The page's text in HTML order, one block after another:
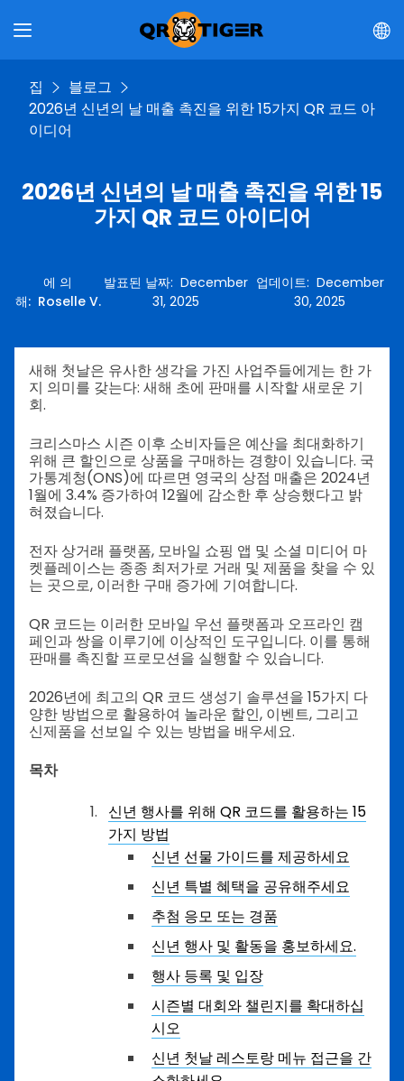
집
블로그
2026년 신년의 날 매출 촉진을 위한 15가지 QR 코드 아
이디어
2026년 신년의 날 매출 촉진을 위한 15
가지 QR 코드 아이디어
에 의
해: Roselle V.
발표된 날짜:December
31, 2025
업데이트: December
30, 2025
새해 첫날은 유사한 생각을 가진 사업주들에게는 한 가
지 의미를 갖는다: 새해 초에 판매를 시작할 새로운 기
회.
크리스마스 시즌 이후 소비자들은 예산을 최대화하기
위해 큰 할인으로 상품을 구매하는 경향이 있습니다. 국
가통계청(ONS)에 따르면 영국의 상점 매출은 2024년
1월에 3.4% 증가하여 12월에 감소한 후 상승했다고 밝
혀졌습니다.
전자 상거래 플랫폼, 모바일 쇼핑 앱 및 소셜 미디어 마
켓플레이스는 종종 최저가로 거래 및 제품을 찾을 수 있
는 곳으로, 이러한 구매 증가에 기여합니다.
QR 코드는 이러한 모바일 우선 플랫폼과 오프라인 캠
페인과 쌍을 이루기에 이상적인 도구입니다. 이를 통해
판매를 촉진할 프로모션을 실행할 수 있습니다.
2026년에 최고의 QR 코드 생성기 솔루션을 15가지 다
양한 방법으로 활용하여 놀라운 할인, 이벤트, 그리고
신제품을 선보일 수 있는 방법을 배우세요.
목차
신년 행사를 위해 QR 코드를 활용하는 15
가지 방법
신년 선물 가이드를 제공하세요
신년 특별 혜택을 공유해주세요
추첨 응모 또는 경품
신년 행사 및 활동을 홍보하세요.
행사 등록 및 입장
시즌별 대회와 챌린지를 확대하십
시오
신년 첫날 레스토랑 메뉴 접근을 간